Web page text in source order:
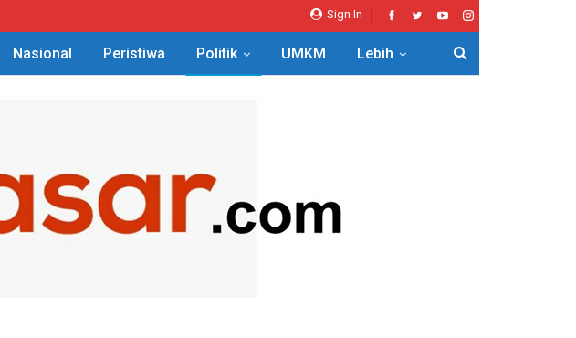
Sign In
Nasional Peristiwa Politik UMKM Lebih